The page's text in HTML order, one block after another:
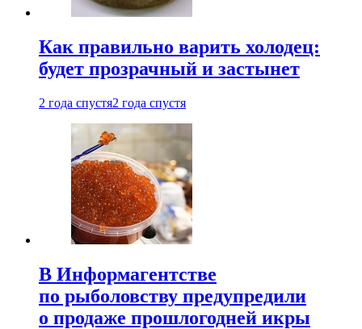
Как правильно варить холодец:
будет прозрачный и застынет
2 года спустя2 года спустя
В Информагентстве
по рыболовству предупредили
о продаже прошлогодней икры